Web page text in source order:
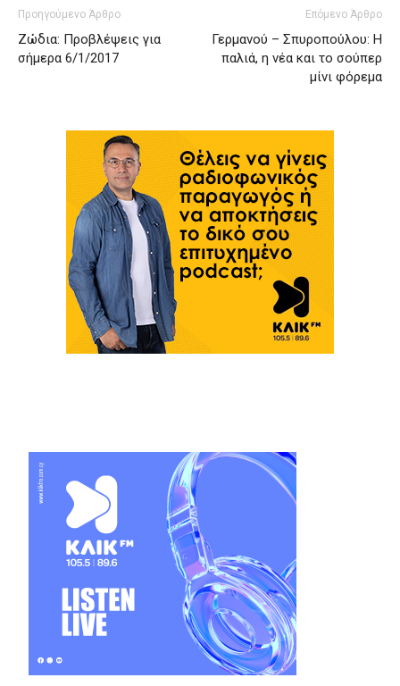
Προηγούμενο Άρθρο
Ζώδια: Προβλέψεις για
σήμερα 6/1/2017
Επόμενο Άρθρο
Γερμανού – Σπυροπούλου: Η
παλιά, η νέα και το σούπερ
μίνι φόρεμα